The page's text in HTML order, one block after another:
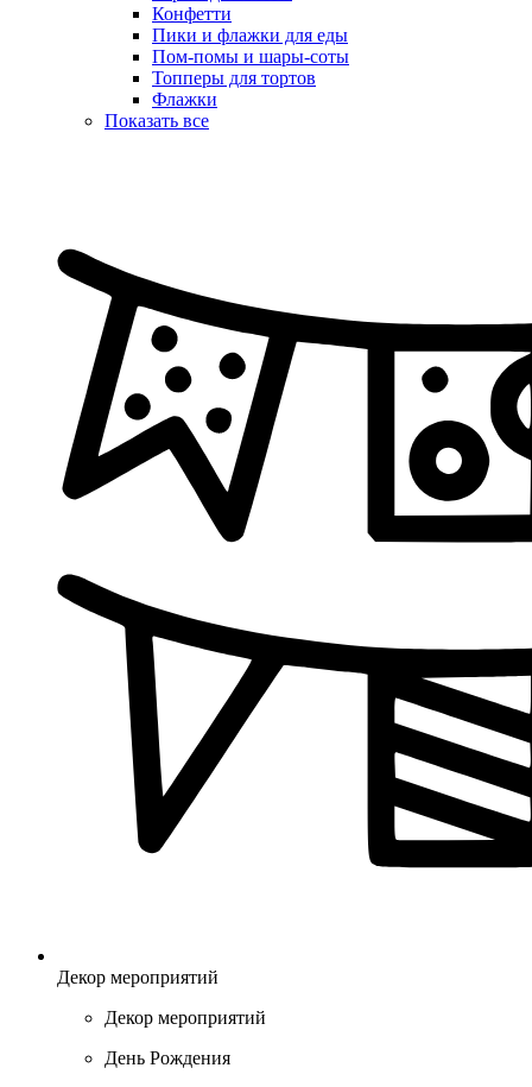
Конфетти
Пики и флажки для еды
Пом-помы и шары-соты
Топперы для тортов
Флажки
Показать все
Декор мероприятий
Декор мероприятий
День Рождения